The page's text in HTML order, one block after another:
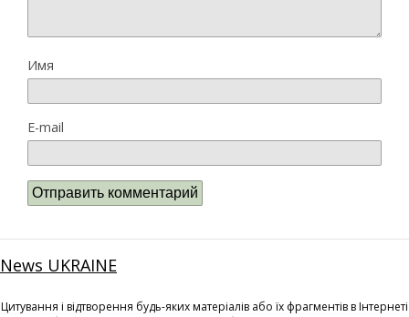
Имя
E-mail
News UKRAINE
Цитування і відтворення будь-яких матеріалів або їх фрагментів в Інтернеті